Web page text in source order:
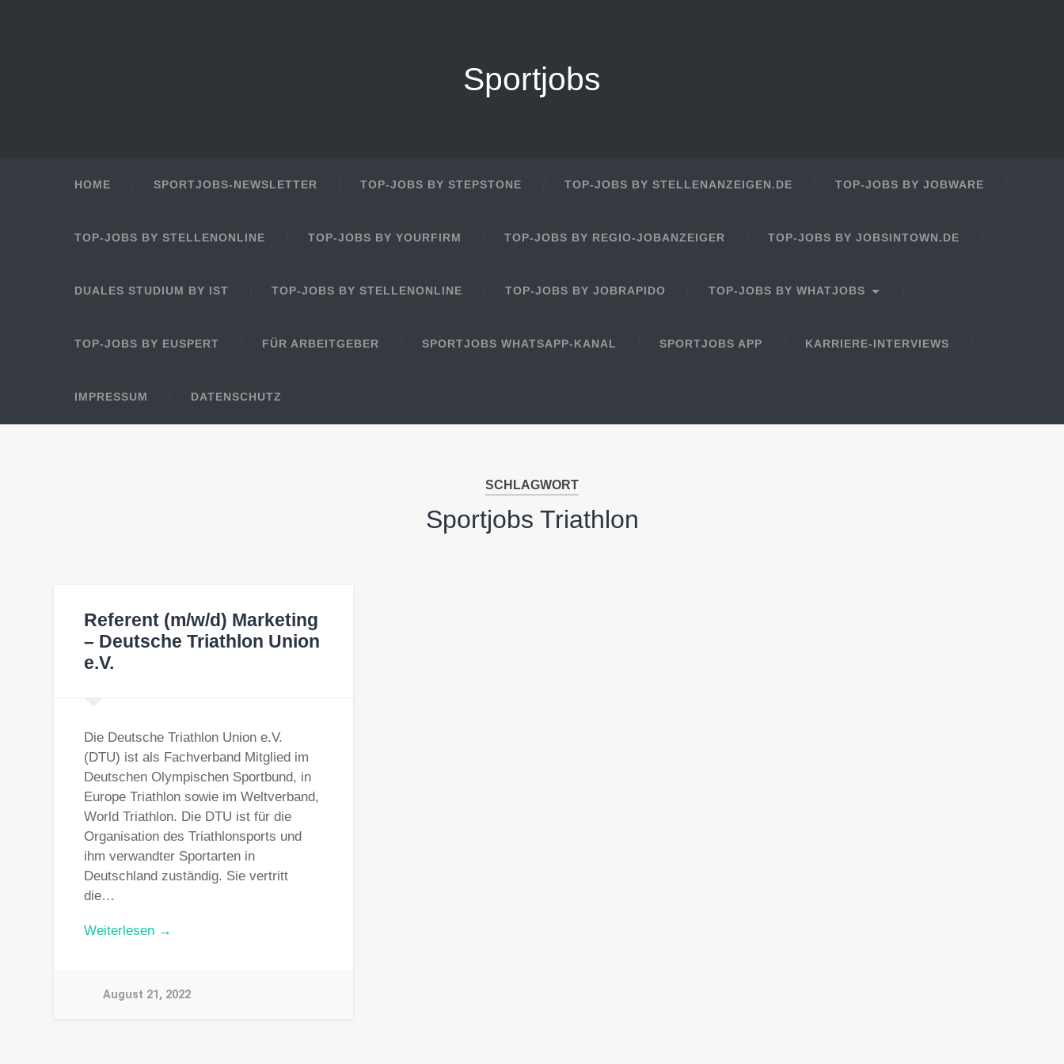
Sportjobs
HOME SPORTJOBS-NEWSLETTER TOP-JOBS BY STEPSTONE TOP-JOBS BY STELLENANZEIGEN.DE TOP-JOBS BY JOBWARE
TOP-JOBS BY STELLENONLINE TOP-JOBS BY YOURFIRM TOP-JOBS BY REGIO-JOBANZEIGER TOP-JOBS BY JOBSINTOWN.DE
DUALES STUDIUM BY IST TOP-JOBS BY STELLENONLINE TOP-JOBS BY JOBRAPIDO TOP-JOBS BY WHATJOBS
TOP-JOBS BY EUSPERT FÜR ARBEITGEBER SPORTJOBS WHATSAPP-KANAL SPORTJOBS APP KARRIERE-INTERVIEWS
IMPRESSUM DATENSCHUTZ
SCHLAGWORT
Sportjobs Triathlon
Referent (m/w/d) Marketing
– Deutsche Triathlon Union
e.V.
Die Deutsche Triathlon Union e.V.
(DTU) ist als Fachverband Mitglied im
Deutschen Olympischen Sportbund, in
Europe Triathlon sowie im Weltverband,
World Triathlon. Die DTU ist für die
Organisation des Triathlonsports und
ihm verwandter Sportarten in
Deutschland zuständig. Sie vertritt
die…
Weiterlesen →
August 21, 2022